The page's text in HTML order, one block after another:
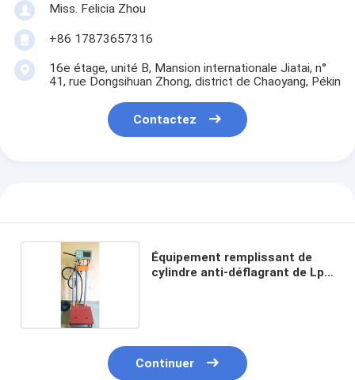
Miss. Felicia Zhou
+86 17873657316
16e étage, unité B, Mansion internationale Jiatai, n°
41, rue Dongsihuan Zhong, district de Chaoyang, Pékin
Contactez
Équipement remplissant de
cylindre anti-déflagrant de Lpg
Continuer